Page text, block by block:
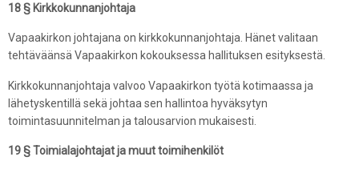
18 § Kirkkokunnanjohtaja
Vapaakirkon johtajana on kirkkokunnanjohtaja. Hänet valitaan
tehtäväänsä Vapaakirkon kokouksessa hallituksen esityksestä.
Kirkkokunnanjohtaja valvoo Vapaakirkon työtä kotimaassa ja
lähetyskentillä sekä johtaa sen hallintoa hyväksytyn
toimintasuunnitelman ja talousarvion mukaisesti.
19 § Toimialajohtajat ja muut toimihenkilöt